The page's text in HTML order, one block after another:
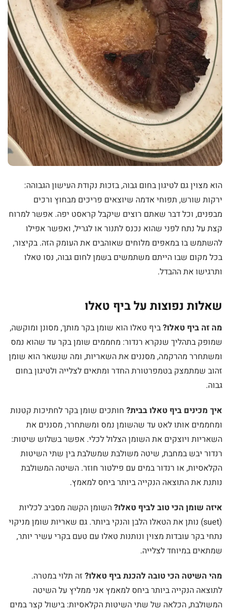
הוא מצוין גם לטיגון בחום גבוה, בזכות נקודת העישון הגבוהה:
ירקות שורש, תפוחי אדמה שיוצאים פריכים מבחוץ ורכים
מבפנים, וכל דבר שאתם רוצים שיקבל קראסט יפה. אפשר למרוח
קצת על נתח לפני שהוא נכנס לתנור או לגריל, ואפשר אפילו
להשתמש בו במאפים מלוחים שאוהבים את העומק הזה. בקיצור,
בכל מקום שבו הייתם משתמשים בשמן לחום גבוה, נסו טאלו
ותרגישו את ההבדל.
שאלות נפוצות על ביף טאלו
מה זה ביף טאלו?ביף טאלו הוא שומן בקר מותך, מסונן ומוקשה,
שמופק בתהליך שנקרא רנדור: מחממים שומן בקר עד שהוא נמס
ומשתחרר מהרקמה, מסננים את השאריות, ומה שנשאר הוא שומן
זהוב שמתמצק בטמפרטורת החדר ומתאים לצלייה ולטיגון בחום
גבוה.
איך מכינים ביף טאלו בבית? חותכים שומן בקר לחתיכות קטנות
ומחממים אותו לאט עד שהשומן נמס ומשתחרר, מסננים את
השאריות ויוצקים את השומן הצלול לכלי. אפשר בשלוש שיטות:
רנדור יבש במחבת, שיטה משולבת שמשלבת בין שתי השיטות
הקלאסיות, או רנדור במים עם פילטור חוזר. השיטה המשולבת
נותנת את התוצאה הנקייה ביותר ביחס למאמץ.
איזה שומן הכי טוב לביף טאלו?השומן הקשה מסביב לכליות
(suet) נותן את הטאלו הלבן והנקי ביותר. גם שאריות שומן מניקוי
נתחי בקר עובדות מצוין ונותנות טאלו עם טעם בקרי עשיר יותר,
שמתאים במיוחד לצלייה.
מהי השיטה הכי טובה להכנת ביף טאלו? זה תלוי במטרה.
לתוצאה הנקייה ביותר ביחס למאמץ אני ממליץ על השיטה
המשולבת, הכלאה של שתי השיטות הקלאסיות: בישול קצר במים